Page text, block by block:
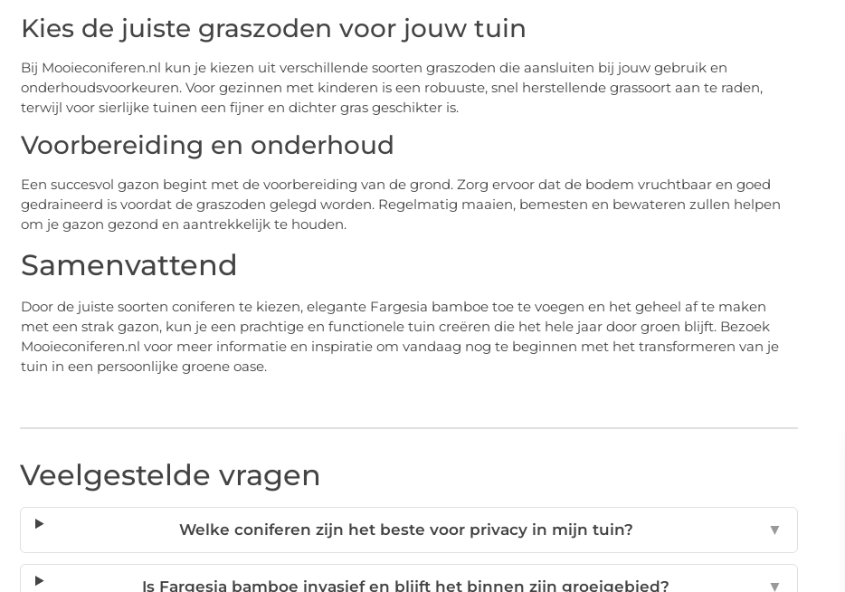
Kies de juiste graszoden voor jouw tuin
Bij Mooieconiferen.nl kun je kiezen uit verschillende soorten graszoden die aansluiten bij jouw gebruik en
onderhoudsvoorkeuren. Voor gezinnen met kinderen is een robuuste, snel herstellende grassoort aan te raden,
terwijl voor sierlijke tuinen een fijner en dichter gras geschikter is.
Voorbereiding en onderhoud
Een succesvol gazon begint met de voorbereiding van de grond. Zorg ervoor dat de bodem vruchtbaar en goed
gedraineerd is voordat de graszoden gelegd worden. Regelmatig maaien, bemesten en bewateren zullen helpen
om je gazon gezond en aantrekkelijk te houden.
Samenvattend
Door de juiste soorten coniferen te kiezen, elegante Fargesia bamboe toe te voegen en het geheel af te maken
met een strak gazon, kun je een prachtige en functionele tuin creëren die het hele jaar door groen blijft. Bezoek
Mooieconiferen.nl voor meer informatie en inspiratie om vandaag nog te beginnen met het transformeren van je
tuin in een persoonlijke groene oase.
Veelgestelde vragen
Welke coniferen zijn het beste voor privacy in mijn tuin? ▼
Is Fargesia bamboe invasief en blijft het binnen zijn groeigebied? ▼